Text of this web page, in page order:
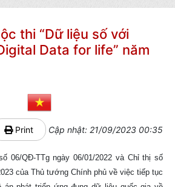
thi “Dữ liệu số với
Data for life” năm
Print Cập nhật: 21/09/2023 00:35
06/QĐ-TTg ngày 06/01/2022 và Chỉ thị số
của Thủ tướng Chính phủ về việc tiếp tục